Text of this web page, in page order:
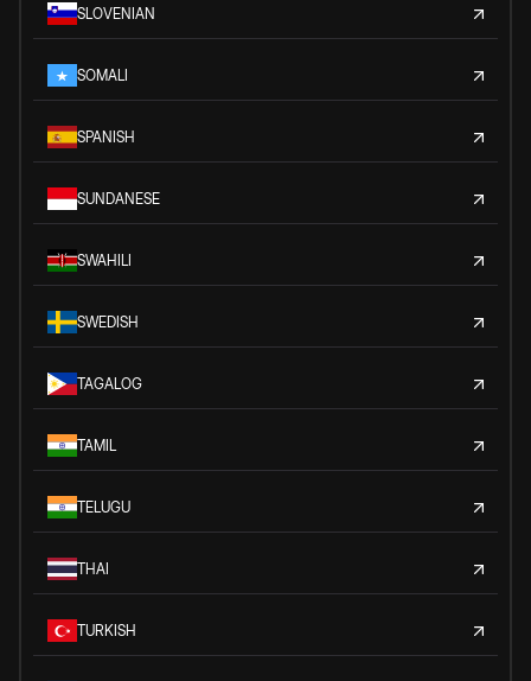
SLOVENIAN
SOMALI
SPANISH
SUNDANESE
SWAHILI
SWEDISH
TAGALOG
TAMIL
TELUGU
THAI
TURKISH